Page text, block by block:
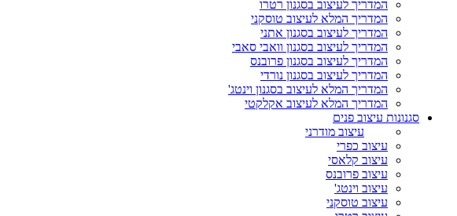
המדריך לעיצוב בסגנון רטרו
המדריך המלא לעיצוב טוסקני
המדריך לעיצוב בסגנון אתני
המדריך לעיצוב בסגנון וואבי סאבי
המדריך לעיצוב בסגנון פרובנס
המדריך לעיצוב בסגנון נורדי
המדריך המלא לעיצוב בסגנון וינטג'
המדריך המלא לעיצוב אקלקטי
סגנונות עיצוב פנים
עיצוב מודרני
עיצוב כפרי
עיצוב קלאסי
עיצוב פרובנס
עיצוב וינטג'
עיצוב טוסקני